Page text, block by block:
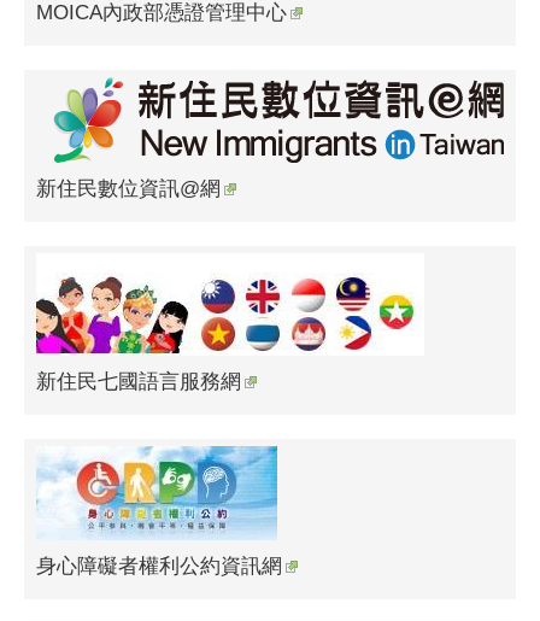
MOICA內政部憑證管理中心
新住民數位資訊@網
新住民七國語言服務網
身心障礙者權利公約資訊網